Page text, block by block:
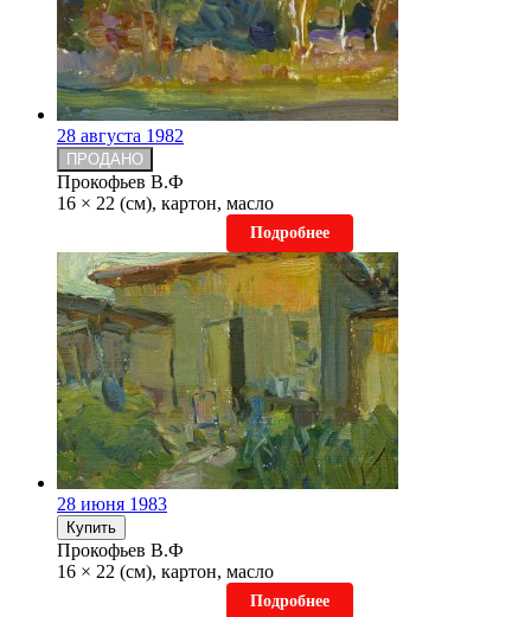
28 августа 1982
ПРОДАНО
Прокофьев В.Ф
16 × 22 (см), картон, масло
Подробнее
28 июня 1983
Купить
Прокофьев В.Ф
16 × 22 (см), картон, масло
Подробнее